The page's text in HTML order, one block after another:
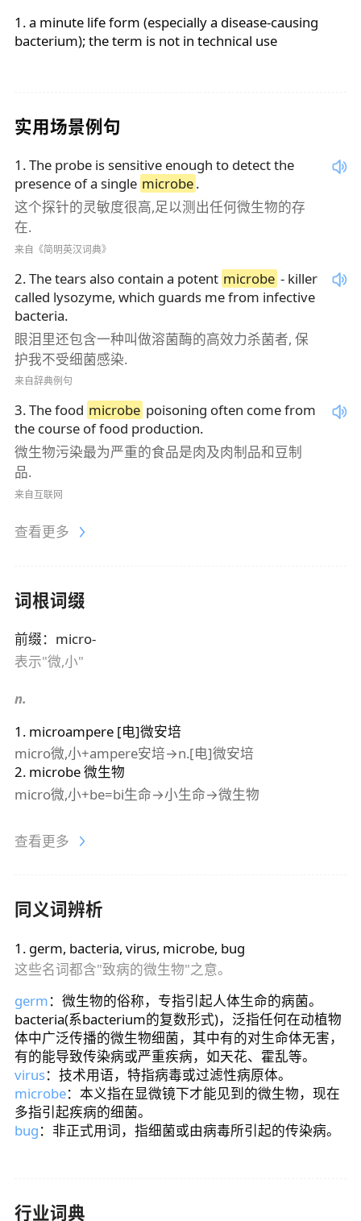
1. a minute life form (especially a disease-causing
bacterium); the term is not in technical use
实用场景例句
1 .The probe is sensitive enough to detect the
presence of a single microbe.
这个探针的灵敏度很高,足以测出任何微生物的存
在.
来自《简明英汉词典》
2.The tears also contain a potent microbe - killer
called lysozyme, which guards me from infective
bacteria.
眼泪里还包含一种叫做溶菌酶的高效力杀菌者, 保
护我不受细菌感染.
来自辞典例句
3.The food microbe poisoning often come from
the course of food production.
微生物污染最为严重的食品是肉及肉制品和豆制
品.
来自互联网
查看更多
词根词缀
前缀： micro-
表示"微,小"
n.
1 . microampere [电]微安培
micro微,小+ampere安培→n.[电]微安培
2. microbe微生物
micro微,小+be=bi生命→小生命→微生物
查看更多
同义词辨析
1 . germ, bacteria, virus, microbe, bug
这些名词都含"致病的微生物"之意。
germ：微生物的俗称，专指引起人体生命的病菌。
bacteria(系bacterium的复数形式)，泛指任何在动植物
体中广泛传播的微生物细菌，其中有的对生命体无害，
有的能导致传染病或严重疾病，如天花、霍乱等。
virus：技术用语，特指病毒或过滤性病原体。
microbe：本义指在显微镜下才能见到的微生物，现在
多指引起疾病的细菌。
bug：非正式用词，指细菌或由病毒所引起的传染病。
行业词典